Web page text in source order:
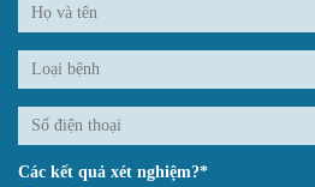
Các kết quả xét nghiệm?*